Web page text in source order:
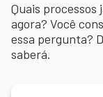
Quais processos
agora? Você
essa pergunta?
saberá.